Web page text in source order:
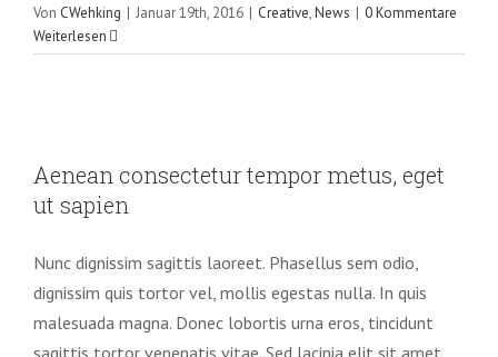
Von CWehking | Januar 19th, 2016 | Creative,News | 0 Kommentare
Weiterlesen
Trending
Aenean consectetur tempor metus, eget
ut sapien
Nunc dignissim sagittis laoreet. Phasellus sem odio,
dignissim quis tortor vel, mollis egestas nulla. In quis
malesuada magna. Donec lobortis urna eros, tincidunt
sagittis tortor venenatis vitae. Sed lacinia elit sit amet